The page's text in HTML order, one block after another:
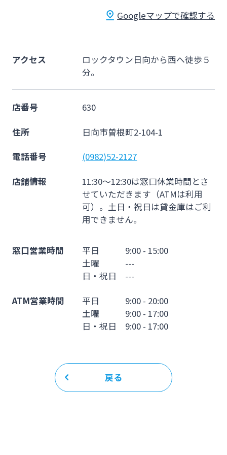
宮崎銀行について
ニュースリリース一覧
お問い合わせ先一覧
Googleマップで確認する
アクセス
ロックタウン日向から西へ徒歩５
分。
店番号 630
住所 日向市曽根町2-104-1
電話番号 (0982)52-2127
店舗情報
11:30～12:30は窓口休業時間とさ
せていただきます（ATMは利用
可）。土日・祝日は貸金庫はご利
用できません。
窓口営業時間
平日 9:00 - 15:00
土曜 ---
日・祝日 ---
ATM営業時間
平日 9:00 - 20:00
土曜 9:00 - 17:00
日・祝日 9:00 - 17:00
戻る